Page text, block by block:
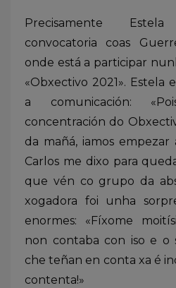
Precisamente
convocatoria coas
onde está a participar
«Obxectivo 2021». Estela
a comunicación:
concentración do
da mañá, iamos empezar
Carlos me dixo para
que vén co grupo da
xogadora foi unha
enormes: «Fíxome
non contaba con iso e
che teñan en conta xa é
contenta!»